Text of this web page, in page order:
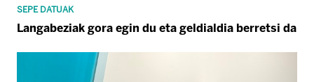
SEPE DATUAK
Langabeziak gora egin du eta geldialdia berretsi da